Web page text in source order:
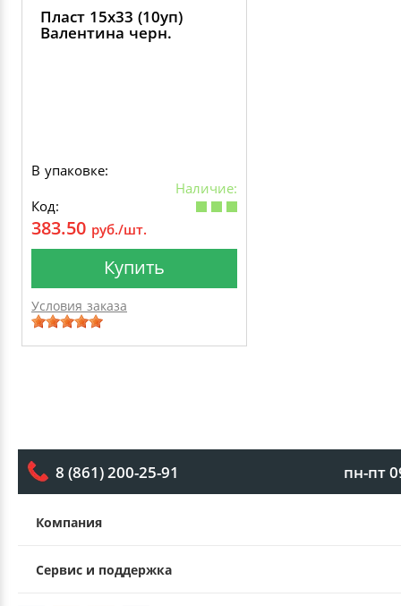
Пласт 15х33 (10уп)
Валентина черн.
В упаковке:
Наличие:
Код:
383.50 руб./шт.
Купить
Условия заказа
8 (861) 200-25-91 пн-пт
Компания
Сервис и поддержка